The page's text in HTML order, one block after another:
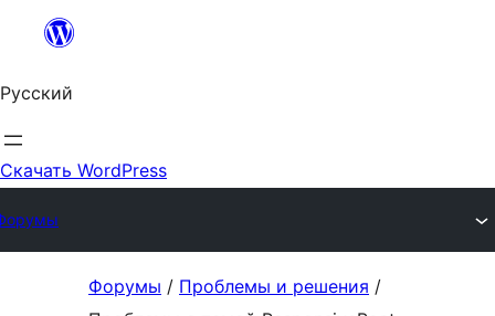
Перейти
содержимому
Русский
Скачать WordPress
Форумы / Проблемы и решения /